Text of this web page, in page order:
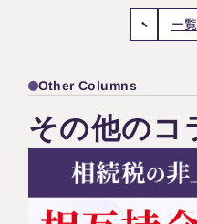
一
Other Columns
その他のコ